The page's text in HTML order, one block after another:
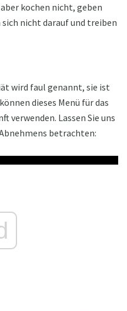
kochen nicht, geben
nicht darauf und treiben
wird faul genannt, sie ist
dieses Menü für das
verwenden. Lassen Sie uns
betrachten: